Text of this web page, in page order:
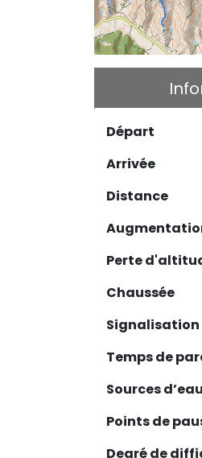
Départ
Arrivée
Distance
Perte
Chaussée
Signalisation
Temps de
Sources d’eau
Points de
Degré de